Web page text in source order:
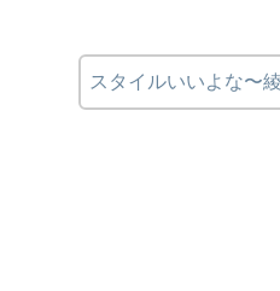
スタイルいいよな〜